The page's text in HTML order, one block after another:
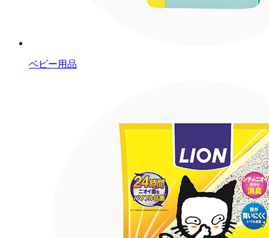
ベビー用品